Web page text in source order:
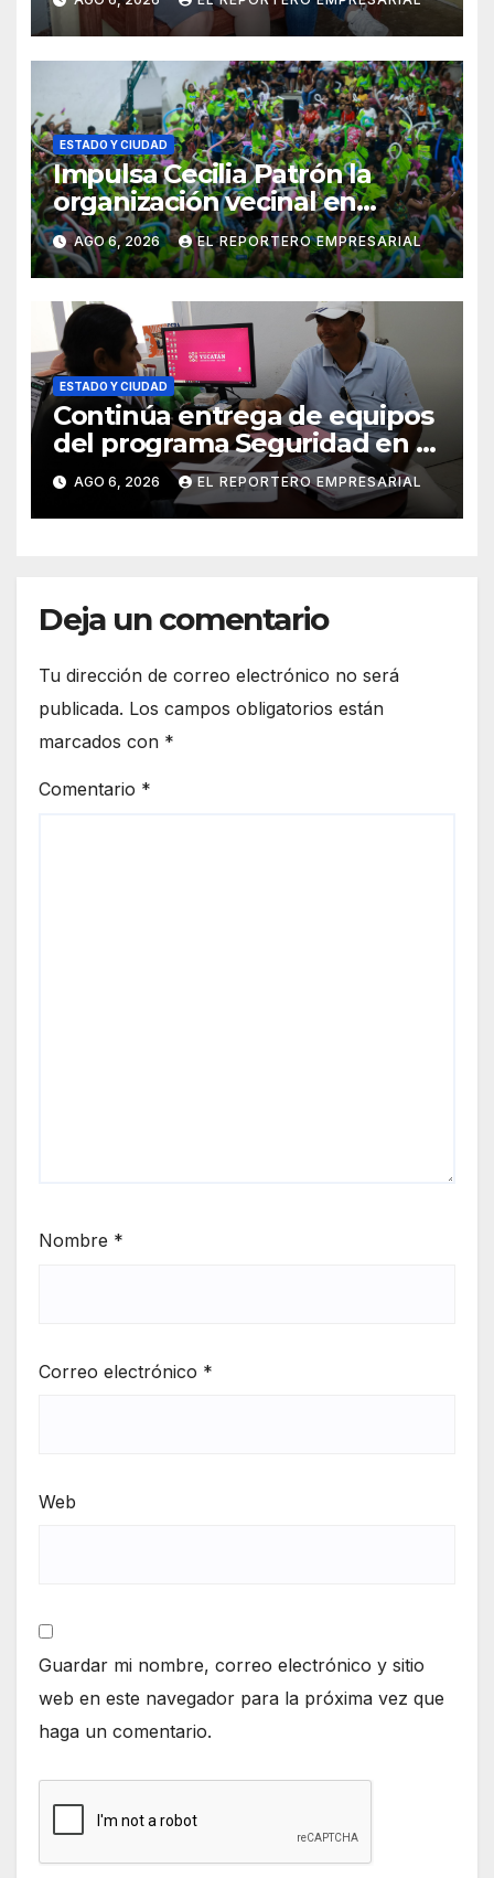
entrega de aparatos
ortopédicos
ESTADO Y CIUDAD
Impulsa Cecilia Patrón la
organización vecinal en
Mérida y suma a comités de
vigilancia en la prevención
social del delito
AGO 6, 2026 EL REPORTERO EMPRESARIAL
ESTADO Y CIUDAD
Continúa entrega de equipos
del programa Seguridad en el
Mar
AGO 6, 2026 EL REPORTERO EMPRESARIAL
Deja un comentario
Tu dirección de correo electrónico no será
publicada. Los campos obligatorios están
marcados con *
Comentario *
Nombre *
Correo electrónico *
Web
Guardar mi nombre, correo electrónico y sitio
web en este navegador para la próxima vez que
haga un comentario.